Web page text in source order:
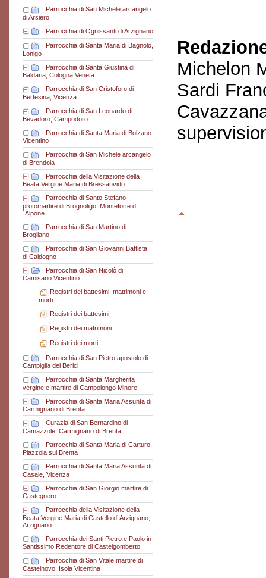
Parrocchia di San Michele arcangelo
di Arsiero
| Parrocchia di Ognissanti di Arzignano
Parrocchia di Santa Maria di Bagnolo,
Lonigo
| Parrocchia di Santa Giustina di
Baldaria, Cologna Veneta
Parrocchia di San Cristoforo di
Bertesina, Vicenza
| Parrocchia di San Leonardo di
Bevadoro, Campodoro
| Parrocchia di Santa Maria di Bolzano
Vicentino
| Parrocchia di San Michele arcangelo
di Brendola
| Parrocchia della Visitazione della
Beata Vergine Maria di Bressanvido
| Parrocchia di Santo Stefano
protomartire di Brognoligo, Monteforte d
´Alpone
| Parrocchia di San Martino di
Brogliano
Parrocchia di San Giovanni Battista
di Caldogno
| Parrocchia di San Nicolò di
Camisano Vicentino
Registri dei battesimi, matrimoni e
morti
Registri dei battesimi
Registri dei matrimoni
Registri dei morti
| Parrocchia di San Pietro apostolo di
Campiglia dei Berici
| Parrocchia di Santa Margherita
vergine e martire di Campolongo Minore
| Parrocchia di Santa Maria Assunta di
Carmignano di Brenta
| Curazia di San Bernardino di
Camazzole, Carmignano di Brenta
| Parrocchia di Santa Maria di Carturo,
Piazzola sul Brenta
Parrocchia di Santa Maria Assunta di
Casale, Vicenza
| Parrocchia di San Giorgio martire di
Castegnero
Parrocchia della Visitazione della
Beata Vergine Maria di Castello d´Arzignano,
Arzignano
| Parrocchia dei Santi Pietro e Paolo in
Santissimo Redentore di Castelgomberto
Parrocchia di San Vitale martire di
Castelnovo, Isola Vicentina
Michelon
Sardi